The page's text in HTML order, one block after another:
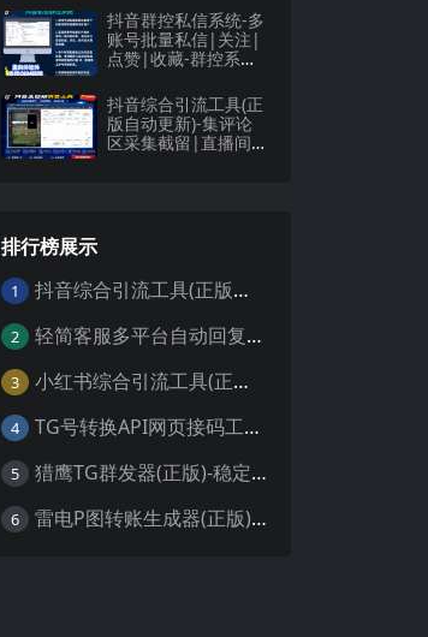
藏
抖音群控私信系统-多
账号批量私信|关注|
点赞|收藏-群控系统
抖音综合引流工具(正
版自动更新)-集评论
区采集截留|直播间
排行榜展示
1 抖音综合引流工具(正版自动更新)-集评论区采集截留|直播间采集|监控新评论|关注|评论|私信|点赞|截留养号为一体的抖音综合营销获客工具
2 轻简客服多平台自动回复系统(最新版更新)-淘宝千牛/抖音小红书/微信QQ等电商/自媒体AI客服机器人自动回复系统
3 小红书综合引流工具(正版自动更新)-集采集|监控|关注|评论|点赞|截留养号为一体的小红书综合营销获客工具
4 TG号转换API网页接码工具｜Telegram电报号转API链接快速接码登录更稳定
5 猎鹰TG群发器(正版)-稳定防封的Telegram电报群发协议软件
6 雷电P图转账生成器(正版)-支持生成U虚拟货币/证件/银行/微信/支付宝高清图